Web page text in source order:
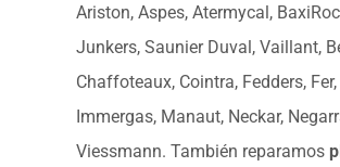
Ariston, Aspes, Atermycal,
Junkers, Saunier Duval, Vaillant,
Chaffoteaux, Cointra, Fedders,
Immergas, Manaut, Neckar,
Viessmann. También reparamos